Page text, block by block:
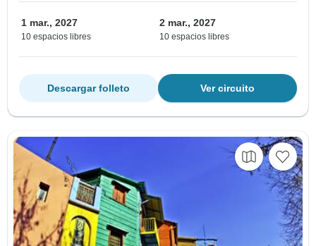
1 mar., 2027
10 espacios libres
2 mar., 2027
10 espacios libres
Ver circuito
Descargar folleto